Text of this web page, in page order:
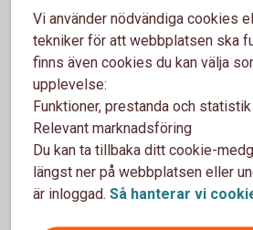
Kan ni utfärda garantier lokalt
Indien?
Vad är bäst att använda,
Garanti?
För att se detta innehåll
godkänna cookies för
Vi använder nödvändiga cookies
tekniker för att webbplatsen ska
finns även cookies du kan välja
upplevelse:
Funktioner, prestanda och statistik
Relevant marknadsföring
Du kan ta tillbaka ditt cookie-
längst ner på webbplatsen eller
är inloggad. Så hanterar vi